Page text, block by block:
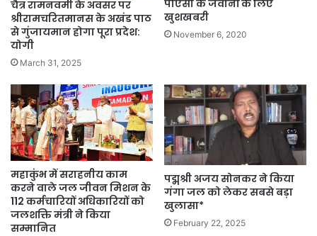
चैत्र रामनवमी के अवसर पर
श्रीरामचरितमानस के अखंड पाठ
से गुंजायमान होगा पूरा प्रदेश:
योगी
March 31, 2025
पीएसी के जवानों के लिए
खुशखबरी
November 6, 2020
महाकुंभ में सराहनीय काम
करने वाले जल जीवन मिशन के
112 कर्मचारियों अधिकारियों को
जलशक्ति मंत्री ने किया
सम्मानित
पद्मश्री अजय सोनकर ने किया
गंगा जल को लेकर सबसे बड़ा
खुलासा*
February 22, 2025